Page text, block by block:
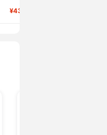
¥43,780